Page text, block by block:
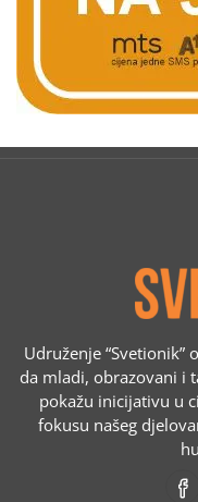
Udruženje
da mladi, obrazovani i
pokažu inicijativu u
fokusu našeg